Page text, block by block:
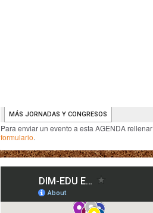
Para enviar un evento a esta AGENDA rellenar
formulario.